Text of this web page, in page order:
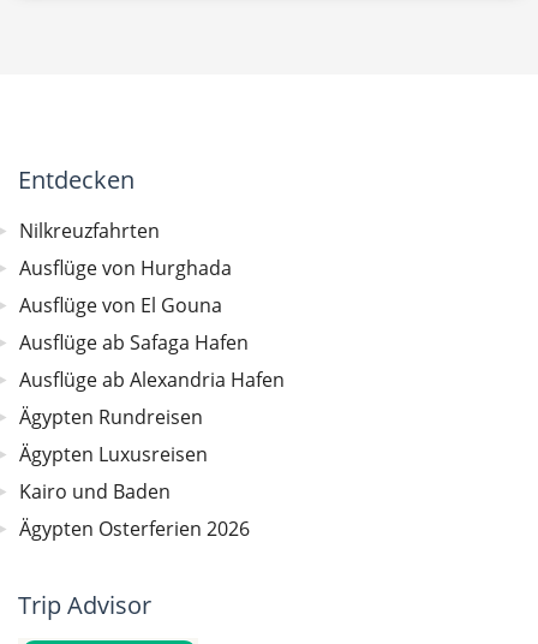
Entdecken
Nilkreuzfahrten
Ausflüge von Hurghada
Ausflüge von El Gouna
Ausflüge ab Safaga Hafen
Ausflüge ab Alexandria Hafen
Ägypten Rundreisen
Ägypten Luxusreisen
Kairo und Baden
Ägypten Osterferien 2026
Trip Advisor